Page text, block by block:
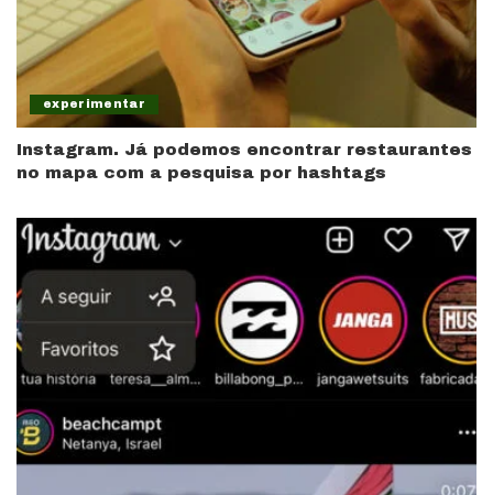
experimentar
Instagram. Já podemos encontrar restaurantes
no mapa com a pesquisa por hashtags